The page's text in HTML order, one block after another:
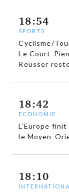
18:54
SPORTS
Cyclisme/
Le Court-
Reusser
18:42
ECONOMIE
L’Europe
le Moyen-
18:10